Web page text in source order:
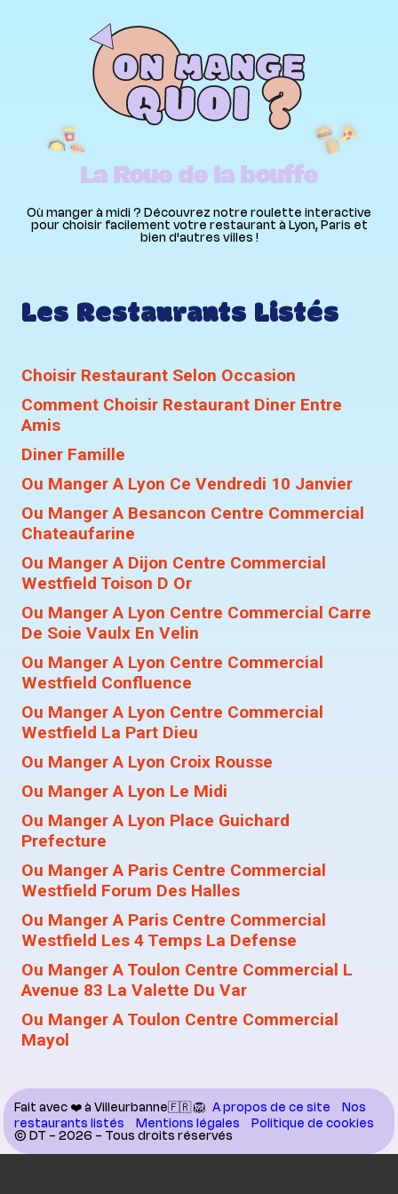
La Roue de la bouffe
Où manger à midi ? Découvrez notre roulette interactive
pour choisir facilement votre restaurant à Lyon, Paris et
bien d'autres villes !
Les Restaurants Listés
Choisir Restaurant Selon Occasion
Comment Choisir Restaurant Diner Entre
Amis
Diner Famille
Ou Manger A Lyon Ce Vendredi 10 Janvier
Ou Manger A Besancon Centre Commercial
Chateaufarine
Ou Manger A Dijon Centre Commercial
Westfield Toison D Or
Ou Manger A Lyon Centre Commercial Carre
De Soie Vaulx En Velin
Ou Manger A Lyon Centre Commercial
Westfield Confluence
Ou Manger A Lyon Centre Commercial
Westfield La Part Dieu
Ou Manger A Lyon Croix Rousse
Ou Manger A Lyon Le Midi
Ou Manger A Lyon Place Guichard
Prefecture
Ou Manger A Paris Centre Commercial
Westfield Forum Des Halles
Ou Manger A Paris Centre Commercial
Westfield Les 4 Temps La Defense
Ou Manger A Toulon Centre Commercial L
Avenue 83 La Valette Du Var
Ou Manger A Toulon Centre Commercial
Mayol
Fait avec ❤️ à Villeurbanne🇫🇷 🦁 A propos de ce site
Nos
restaurants listés
Mentions légales
Politique de cookies
© DT - 2026 - Tous droits réservés